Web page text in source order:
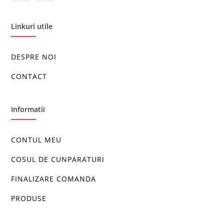
Linkuri utile
DESPRE NOI
CONTACT
Informatii
CONTUL MEU
COSUL DE CUNPARATURI
FINALIZARE COMANDA
PRODUSE